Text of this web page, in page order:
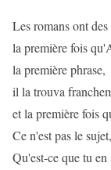
Les romans ont
la première fois
la première phrase,
il la trouva
et la première fois
Ce n'est pas le
Qu'est-ce que tu